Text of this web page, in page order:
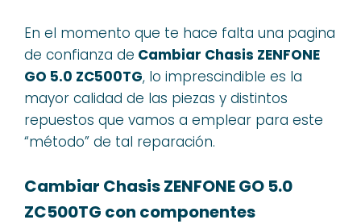
En el momento que te hace falta una pagina
de confianza de Cambiar Chasis ZENFONE
GO 5.0 ZC500TG, lo imprescindible es la
mayor calidad de las piezas y distintos
repuestos que vamos a emplear para este
“método” de tal reparación.
Cambiar Chasis ZENFONE GO 5.0
ZC500TG con componentes